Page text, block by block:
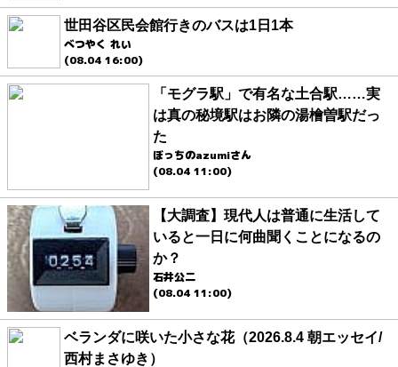
世田谷区民会館行きのバスは1日1本
べつやく れい
(08.04 16:00)
「モグラ駅」で有名な土合駅……実
は真の秘境駅はお隣の湯檜曽駅だっ
た
ぼっちのazumiさん
(08.04 11:00)
【大調査】現代人は普通に生活して
いると一日に何曲聞くことになるの
か？
石井公二
(08.04 11:00)
ベランダに咲いた小さな花（2026.8.4 朝エッセイ/
西村まさゆき）